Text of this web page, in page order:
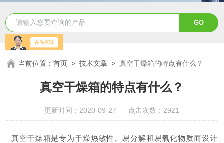
当前位置：首页 >技术文章 >真空干燥箱的特点有什么？
真空干燥箱的特点有什么？
更新时间：2020-09-27 点击次数：2921
真空干燥箱是专为干燥热敏性、易分解和易氧化物质而设计